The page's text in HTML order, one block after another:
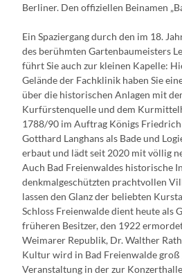
Berliner. Den offiziellen Beinamen
Ein Spaziergang durch den im 18.
des berühmten Gartenbaumeisters
führt Sie auch zur kleinen Kapelle:
Gelände der Fachklinik haben Sie
über die historischen Anlagen mit
Kurfürstenquelle und dem
1788/90 im Auftrag Königs
Gotthard Langhans als Bade­ und
erbaut und lädt seit 2020 mit völlig
Auch Bad Freienwaldes historische
denkmalgeschützten prachtvollen
lassen den Glanz der beliebten
Schloss Freienwalde dient heute als
früheren Besitzer, den 1922
Weimarer Republik, Dr. Walther
Kultur wird in Bad Freienwalde groß
Veranstaltung in der zur